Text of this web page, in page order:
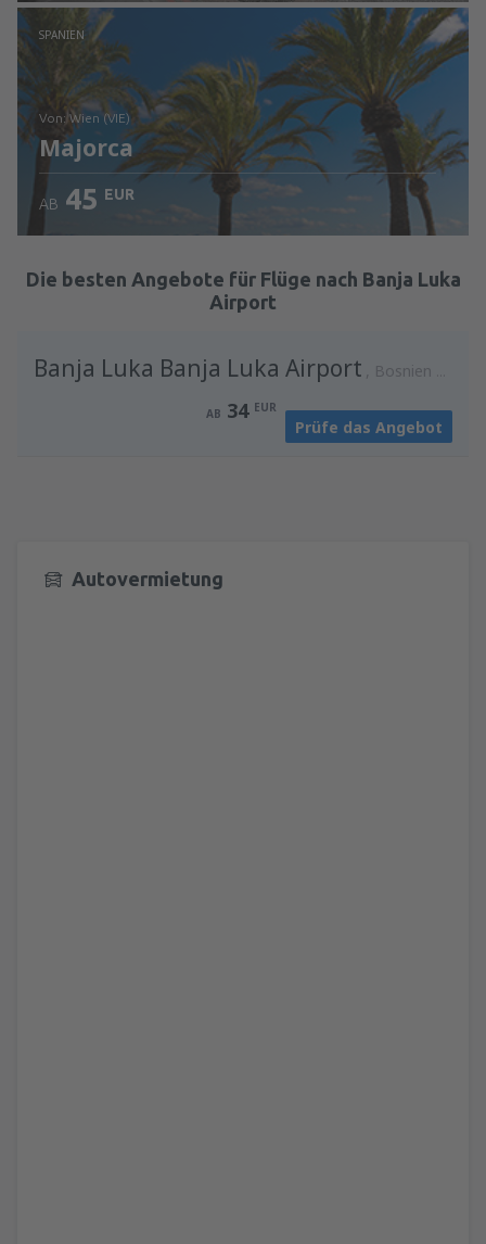
Prüfe die Einzelheiten
SPANIEN
von: Wien (VIE)
Majorca
Prüfe die Einzelheiten
AB 45 EUR
Die besten Angebote für Flüge nach Banja Luka
Airport
Banja Luka Banja Luka Airport Bosnien und Herzegowina
AB 34 EUR
Prüfe das Angebot
Autovermietung